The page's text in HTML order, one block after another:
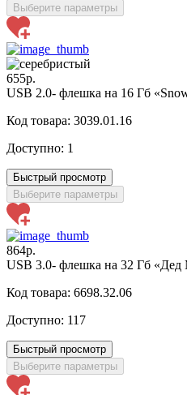
Выберите параметры
655р.
USB 2.0- флешка на 16 Гб
Код товара: 3039.01.16
Доступно: 1
Быстрый просмотр
Выберите параметры
864р.
USB 3.0- флешка на 32 Гб «Дед
Код товара: 6698.32.06
Доступно: 117
Быстрый просмотр
Выберите параметры